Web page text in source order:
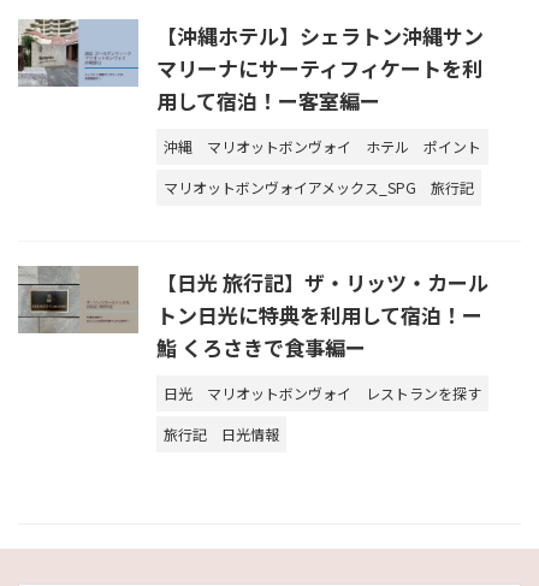
【沖縄ホテル】シェラトン沖縄サン
マリーナにサーティフィケートを利
用して宿泊！ー客室編ー
沖縄 マリオットボンヴォイ ホテル
ポイント
マリオットボンヴォイアメックス_SPG
旅行記
【日光 旅行記】ザ・リッツ・カール
トン日光に特典を利用して宿泊！ー
鮨 くろさきで食事編ー
日光 マリオットボンヴォイ
レストランを探す
旅行記
日光情報